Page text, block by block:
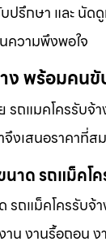
บปรึกษา และ
ความพึงพอใจ
าง พร้อมคน
ย รถแมคโครรั
จึงเสนอราคาที่
นาด รถแม็คโ
รถแม็คโครรับ
าน งานรื้อถอน